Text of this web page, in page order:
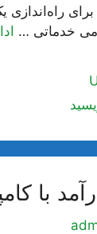
برای
خدماتی …
با